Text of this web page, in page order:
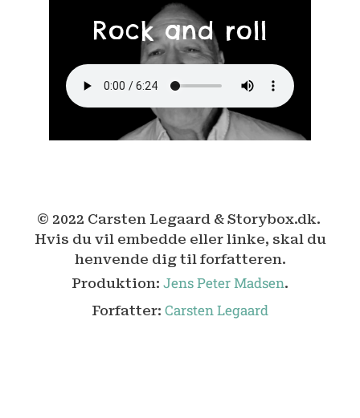
Rock and roll
© 2022 Carsten Legaard & Storybox.dk.
Hvis du vil embedde eller linke, skal du
henvende dig til forfatteren.
Produktion: Jens Peter Madsen.
Forfatter: Carsten Legaard